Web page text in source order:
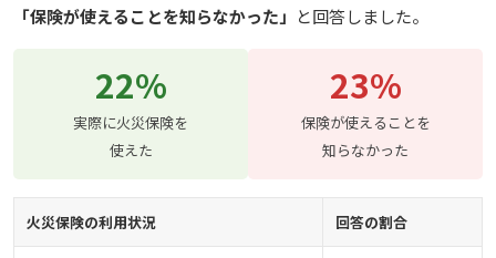
「保険が使えることを知らなかった」 と回答しました。
22%
実際に火災保険を
使えた
23%
保険が使えることを
知らなかった
火災保険の利用状況 回答の割合